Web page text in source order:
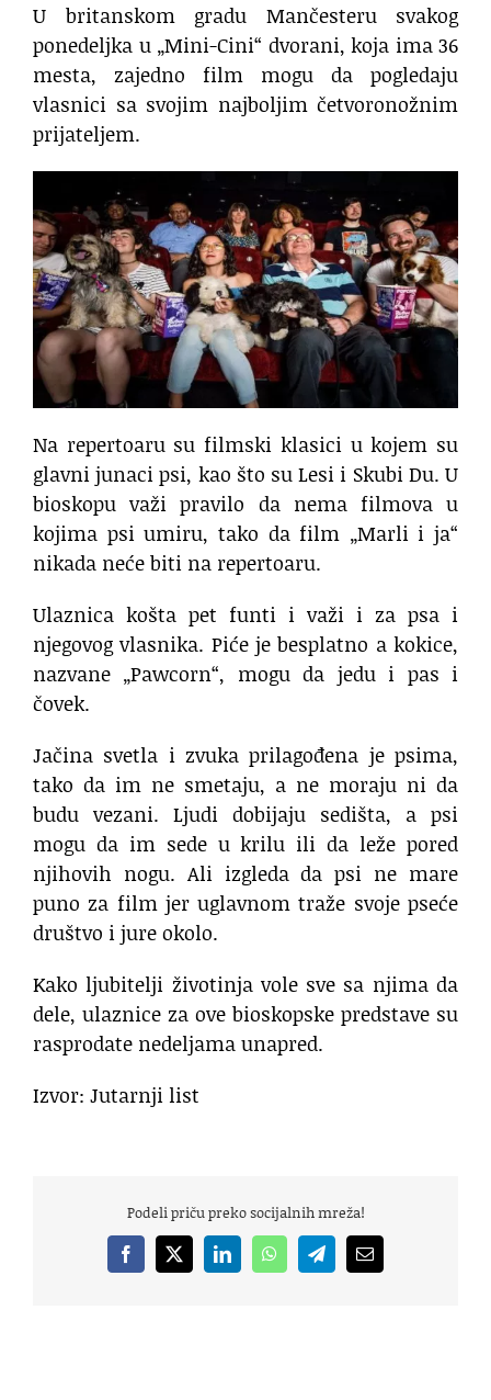
U britanskom gradu Mančesteru svakog
ponedeljka u „Mini-Cini“ dvorani, koja ima 36
mesta, zajedno film mogu da pogledaju
vlasnici sa svojim najboljim četvoronožnim
prijateljem.
Na repertoaru su filmski klasici u kojem su
glavni junaci psi, kao što su Lesi i Skubi Du. U
bioskopu važi pravilo da nema filmova u
kojima psi umiru, tako da film „Marli i ja“
nikada neće biti na repertoaru.
Ulaznica košta pet funti i važi i za psa i
njegovog vlasnika. Piće je besplatno a kokice,
nazvane „Pawcorn“, mogu da jedu i pas i
čovek.
Jačina svetla i zvuka prilagođena je psima,
tako da im ne smetaju, a ne moraju ni da
budu vezani. Ljudi dobijaju sedišta, a psi
mogu da im sede u krilu ili da leže pored
njihovih nogu. Ali izgleda da psi ne mare
puno za film jer uglavnom traže svoje pseće
društvo i jure okolo.
Kako ljubitelji životinja vole sve sa njima da
dele, ulaznice za ove bioskopske predstave su
rasprodate nedeljama unapred.
Izvor: Jutarnji list
Podeli priču preko socijalnih mreža!
Facebook
X LinkedInWhatsAppTelegramEmail